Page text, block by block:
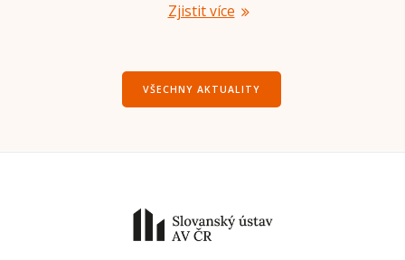
Zjistit více
VŠECHNY AKTUALITY